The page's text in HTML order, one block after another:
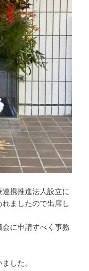
携推進法人設立に
ましたので出席し
に申請すべく事務
した。